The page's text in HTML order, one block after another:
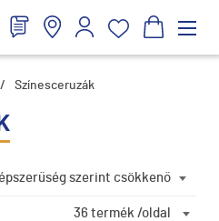
/ Színesceruzák
szerint csökkenő
36 termék /oldal